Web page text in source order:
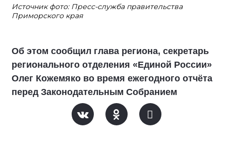
Источник фото: Пресс-служба правительства
Приморского края
Об этом сообщил глава региона, секретарь
регионального отделения «Единой России»
Олег Кожемяко во время ежегодного отчёта
перед Законодательным Собранием